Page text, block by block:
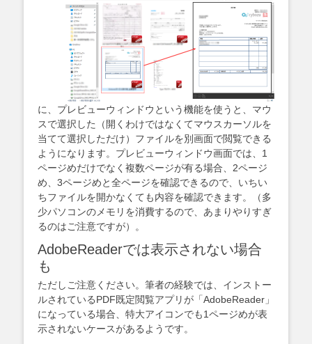
に、プレビューウィンドウという機能を使うと、マウ
スで選択した（開くわけではなくてマウスカーソルを
当てて選択しただけ）ファイルを別画面で閲覧できる
ようになります。プレビューウィンドウ画面では、1
ページめだけでなく複数ページが有る場合、2ページ
め、3ページめと全ページを確認できるので、いちい
ちファイルを開かなくても内容を確認できます。（多
少パソコンのメモリを消費するので、あまりやりすぎ
るのはご注意ですが）。
AdobeReaderでは表示されない場合
も
ただしご注意ください。筆者の経験では、インストー
ルされているPDF既定閲覧アプリが「AdobeReader」
になっている場合、特大アイコンでも1ページめが表
示されないケースがあるようです。